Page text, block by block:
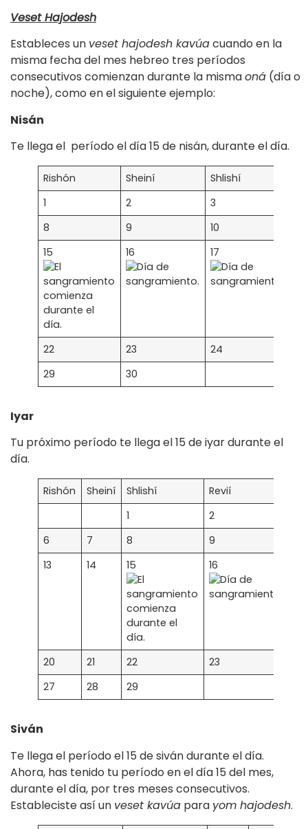
Veset Hajodesh
Estableces un veset hajodesh kavúacuando en la
misma fecha del mes hebreo tres períodos
consecutivos comienzan durante la mismaoná (día o
noche), como en el siguiente ejemplo:
Nisán
Te llega el período el día 15 de nisán, durante el día.
Rishón Sheiní Shlishí
1
2 3
8
9 10
15
16 17
22 23 24
29
30
Iyar
Tu próximo período te llega el 15 de iyar durante el
día.
Rishón Sheiní Shlishí Revií
1
2
6
7 8 9
13
14 15 16
20 21 22 23
27
28 29
Siván
Te llega el período el 15 de siván durante el día.
Ahora, has tenido tu período en el día 15 del mes,
durante el día, por tres meses consecutivos.
Estableciste así un veset kavúa para yom hajodesh.